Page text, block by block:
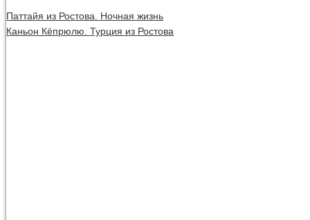
Паттайя из Ростова. Ночная жизнь
Каньон Кёпрюлю. Турция из Ростова